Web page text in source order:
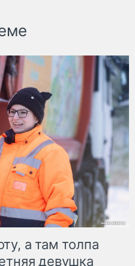
а там толпа
девушка